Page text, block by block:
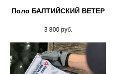
Поло БАЛТИЙСКИЙ ВЕТЕР
3 800 руб.